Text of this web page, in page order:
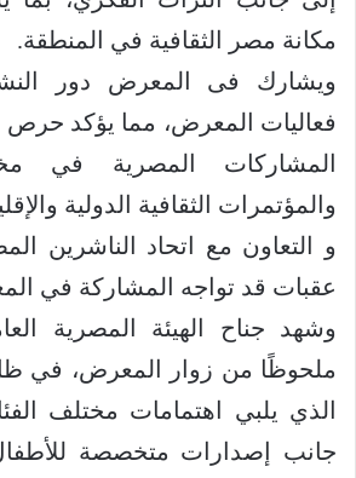
مكانة مصر الثقافية في المنطقة.
ويشارك فى المعرض دور
فعاليات المعرض، مما يؤكد حرص
المشاركات المصرية في
والمؤتمرات الثقافية الدولية
و التعاون مع اتحاد الناشرين
عقبات قد تواجه المشاركة في
وشهد جناح الهيئة المصرية
ملحوظًا من زوار المعرض، في
الذي يلبي اهتمامات مختلف
جانب إصدارات متخصصة